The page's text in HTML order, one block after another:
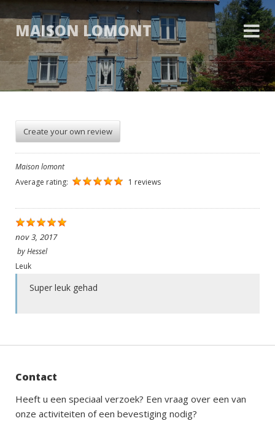
MAISON LOMONT
Create your own review
Maison lomont
Average rating:
1 reviews
nov 3, 2017
byHessel
Leuk
Super leuk gehad
Contact
Heeft u een speciaal verzoek? Een vraag over een van
onze activiteiten of een bevestiging nodig?